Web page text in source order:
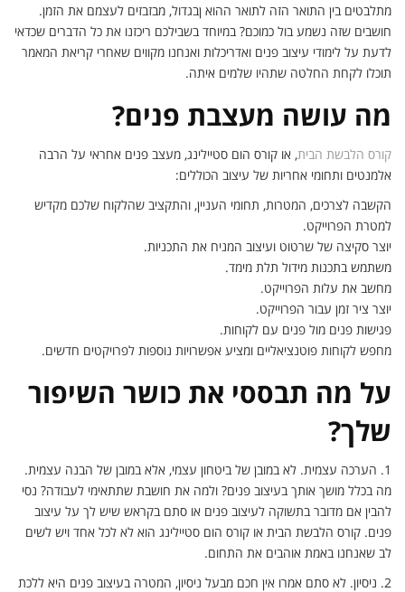
מתלבטים בין התואר הזה לתואר ההוא ןבגדול, מבזבזים לעצמם את הזמן.
חושבים שזה נשמע בול כמוכם? במיוחד בשבילכם ריכזנו את כל הדברים שכדאי
לדעת על לימודי עיצוב פנים ואדריכלות ואנחנו מקווים שאחרי קריאת המאמר
תוכלו לקחת החלטה שתהיו שלמים איתה.
מה עושה מעצבת פנים?
קורס הלבשת הבית, או קורס הום סטיילינג, מעצב פנים אחראי על הרבה
אלמנטים ותחומי אחריות של עיצוב הכוללים:
הקשבה לצרכים, המטרות, תחומי העניין, והתקציב שהלקוח שלכם מקדיש
למטרת הפרוייקט.
יוצר סקיצה של שרטוט ועיצוב המניח את התכניות.
משתמש בתכנות מידול תלת מימד.
מחשב את עלות הפרוייקט.
יוצר ציר זמן עבור הפרוייקט.
פגישות פנים מול פנים עם לקוחות.
מחפש לקוחות פוטנציאליים ומציע אפשרויות נוספות לפרויקטים חדשים.
על מה תבססי את כושר השיפור
שלך?
1. הערכה עצמית. לא במובן של ביטחון עצמי, אלא במובן של הבנה עצמית.
מה בכלל מושך אותך בעיצוב פנים? ולמה את חושבת שתתאימי לעבודה? נסי
להבין אם מדובר בתשוקה לעיצוב פנים או סתם בקראש שיש לך על עיצוב
פנים. קורס הלבשת הבית או קורס הום סטיילינג הוא לא לכל אחד ויש לשים
לב שאנחנו באמת אוהבים את התחום.
2. ניסיון. לא סתם אמרו אין חכם מבעל ניסיון, המטרה בעיצוב פנים היא ללכת